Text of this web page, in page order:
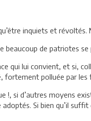
inquiets et
beaucoup de patriotes
qui lui convient, et si,
fortement polluée par
!, si d’autres moyens
Si bien qu’il